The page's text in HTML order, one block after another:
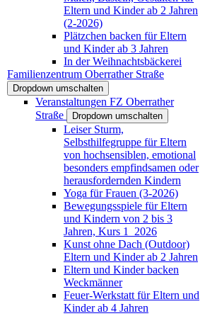
Eltern und Kinder ab 2 Jahren
(2-2026)
Plätzchen backen für Eltern
und Kinder ab 3 Jahren
In der Weihnachtsbäckerei
Familienzentrum Oberrather Straße
Dropdown umschalten
Veranstaltungen FZ Oberrather
Straße
Dropdown umschalten
Leiser Sturm,
Selbsthilfegruppe für Eltern
von hochsensiblen, emotional
besonders empfindsamen oder
herausfordernden Kindern
Yoga für Frauen (3-2026)
Bewegungsspiele für Eltern
und Kindern von 2 bis 3
Jahren, Kurs 1_2026
Kunst ohne Dach (Outdoor)
Eltern und Kinder ab 2 Jahren
Eltern und Kinder backen
Weckmänner
Feuer-Werkstatt für Eltern und
Kinder ab 4 Jahren